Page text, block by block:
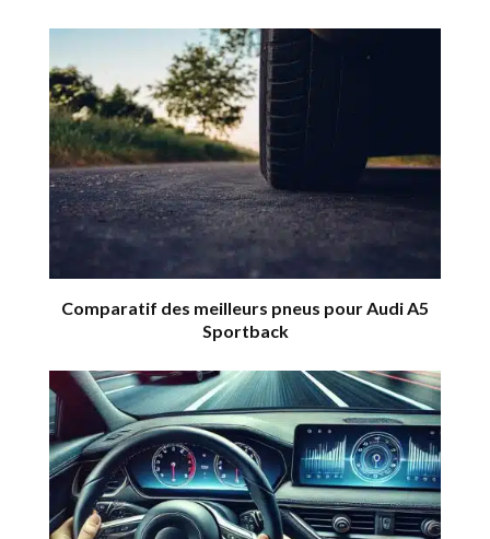
Comparatif des meilleurs pneus pour Audi A5
Sportback